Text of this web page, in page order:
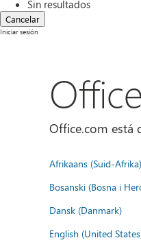
Sin resultados
Cancelar
Iniciar sesión
Office.com está
Afrikaans (Suid-Afrika)
Bosanski (Bosna i
Dansk (Danmark)
English (United